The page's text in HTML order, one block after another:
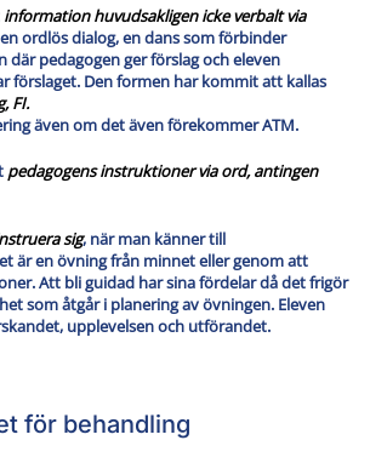
information huvudsakligen icke verbalt via
ordlös dialog, en dans som förbinder
där pedagogen ger förslag och eleven
förslaget. Den formen har kommit att kallas
FI.
även om det även förekommer ATM.
pedagogens instruktioner via ord, antingen
sig, när man känner till
är en övning från minnet eller genom att
Att bli guidad har sina fördelar då det frigör
som åtgår i planering av övningen. Eleven
upplevelsen och utförandet.
för behandling